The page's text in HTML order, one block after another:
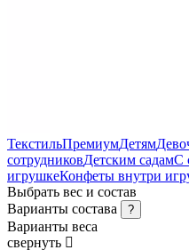
ТекстильПремиумДетям
сотрудниковДетским садамС
игрушкеКонфеты внутри
Выбрать вес и состав
Варианты состава
?
Варианты веса
свернуть